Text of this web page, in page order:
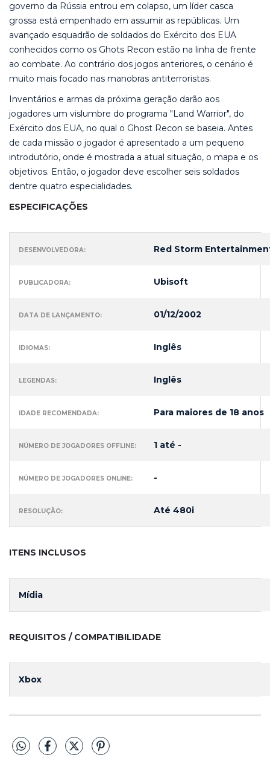
governo da Rússia entrou em colapso, um líder casca
grossa está empenhado em assumir as repúblicas. Um
avançado esquadrão de soldados do Exército dos EUA
conhecidos como os Ghots Recon estão na linha de frente
ao combate. Ao contrário dos jogos anteriores, o cenário é
muito mais focado nas manobras antiterroristas.
Inventários e armas da próxima geração darão aos
jogadores um vislumbre do programa "Land Warrior", do
Exército dos EUA, no qual o Ghost Recon se baseia. Antes
de cada missão o jogador é apresentado a um pequeno
introdutório, onde é mostrada a atual situação, o mapa e os
objetivos. Então, o jogador deve escolher seis soldados
dentre quatro especialidades.
ESPECIFICAÇÕES
DESENVOLVEDORA: Red Storm
PUBLICADORA: Ubisoft
DATA DE LANÇAMENTO: 01/12/2002
IDIOMAS: Inglês
LEGENDAS: Inglês
IDADE RECOMENDADA: Para maiores de 18 anos
NÚMERO DE JOGADORES OFFLINE: 1 até -
NÚMERO DE JOGADORES ONLINE: -
RESOLUÇÃO: Até 480i
ITENS INCLUSOS
Mídia
REQUISITOS / COMPATIBILIDADE
Xbox